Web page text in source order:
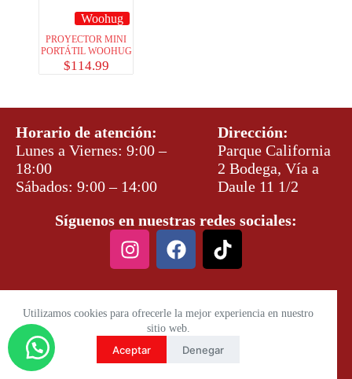
Utilizamos cookies para ofrecerle la mejor experiencia en nuestro
sitio web.
Aceptar Denegar
Woohug
PROYECTOR MINI
PORTÁTIL WOOHUG
$114.99
Horario de atención:
Lunes a Viernes: 9:00 –
18:00
Sábados: 9:00 – 14:00
Dirección:
Parque California
2 Bodega, Vía a
Daule 11 1/2
Síguenos en nuestras redes sociales: